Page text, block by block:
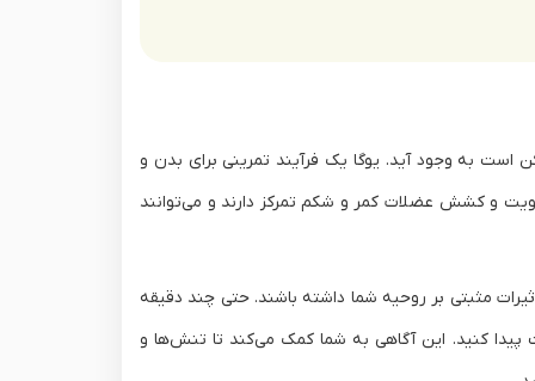
به وجود آید. یوگا یک فرآیند تمرینی برای بدن و
و کشش عضلات کمر و شکم تمرکز دارند و می‌توانند
مثبتی بر روحیه شما داشته باشند. حتی چند دقیقه
پیدا کنید. این آگاهی به شما کمک می‌کند تا تنش‌ها و